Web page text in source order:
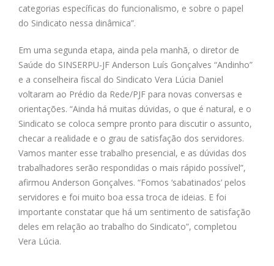
categorias específicas do funcionalismo, e sobre o papel
do Sindicato nessa dinâmica”.
Em uma segunda etapa, ainda pela manhã, o diretor de
Saúde do SINSERPU-JF Anderson Luís Gonçalves “Andinho”
e a conselheira fiscal do Sindicato Vera Lúcia Daniel
voltaram ao Prédio da Rede/PJF para novas conversas e
orientações. “Ainda há muitas dúvidas, o que é natural, e o
Sindicato se coloca sempre pronto para discutir o assunto,
checar a realidade e o grau de satisfação dos servidores.
Vamos manter esse trabalho presencial, e as dúvidas dos
trabalhadores serão respondidas o mais rápido possível”,
afirmou Anderson Gonçalves. “Fomos ‘sabatinados’ pelos
servidores e foi muito boa essa troca de ideias. E foi
importante constatar que há um sentimento de satisfação
deles em relação ao trabalho do Sindicato”, completou
Vera Lúcia.